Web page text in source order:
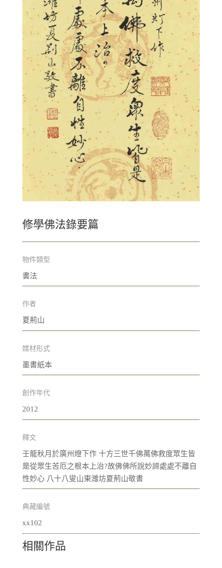
修學佛法錄要篇
物件類型
書法
作者
夏荊山
媒材形式
墨書紙本
創作年代
2012
釋文
壬龍秋月於廣州燈下作 十方三世千佛萬佛救度眾生皆
是從眾生苦厄之根本上治?故佛佛所說妙諦處處不離自
性妙心 八十八叟山東濰坊夏荊山敬書
典藏編號
xx102
相關作品